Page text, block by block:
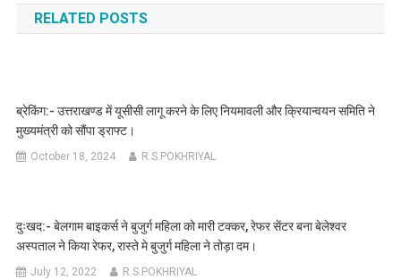
RELATED POSTS
ब्रेकिंग:- उत्तराखण्ड में यूसीसी लागू करने के लिए नियमावली और क्रियान्वयन समिति ने
मुख्यमंत्री को सौंपा ड्राफ्ट।
October 18, 2024 R.S.POKHRIYAL
दुःखद:- बेलगाम बाइकर्स ने बुजुर्ग महिला को मारी टक्कर, रेफर सेंटर बना बेलेश्वर
अस्पताल ने किया रेफर, रास्ते मे बुजुर्ग महिला ने तोड़ा दम।
July 12, 2022 R.S.POKHRIYAL